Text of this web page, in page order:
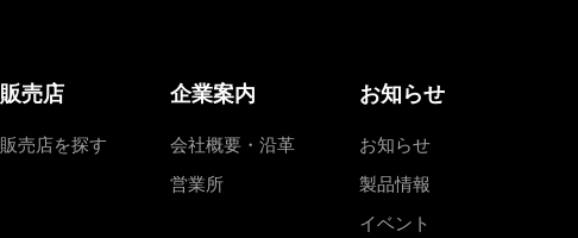
販売店
販売店を探す
企業案内
会社概要・沿革
営業所
お知らせ
お知らせ
製品情報
イベント